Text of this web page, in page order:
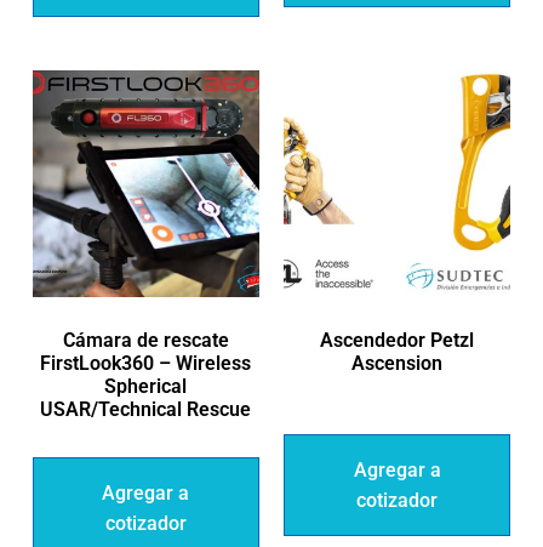
Cámara de rescate
FirstLook360 – Wireless
Spherical
USAR/Technical Rescue
Agregar a
cotizador
Ascendedor Petzl
Ascension
Agregar a
cotizador